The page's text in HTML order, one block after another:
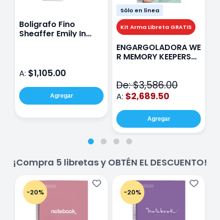
Boligrafo Fino
Sheaffer Emily In
A: $1,105.00
Agregar
Sólo en línea
Kit Arma Libreta GRATIS
ENGARGOLADORA WE
R MEMORY KEEPERS
De: $3,586.00
A: $2,689.50
Agregar
¡Compra 5 libretas y OBTÉN EL DESCUENTO!
-20% -20%